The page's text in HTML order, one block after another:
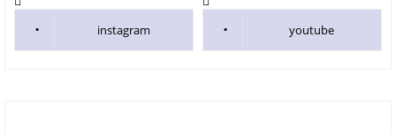
instagram youtube